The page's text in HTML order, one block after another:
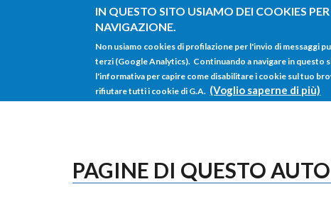
IN QUESTO SITO USIAMO DEI COOKIES
NAVIGAZIONE.
Non usiamo cookies di profilazione per l'invio di messaggi
terzi (Google Analytics). Continuando a navigare in questo
l'informativa per capire come disabilitare i cookie sul tuo
rifiutare tutti i cookie di G.A. (Voglio saperne di più)
Salta al contenuto principale
PAGINE DI QUESTO